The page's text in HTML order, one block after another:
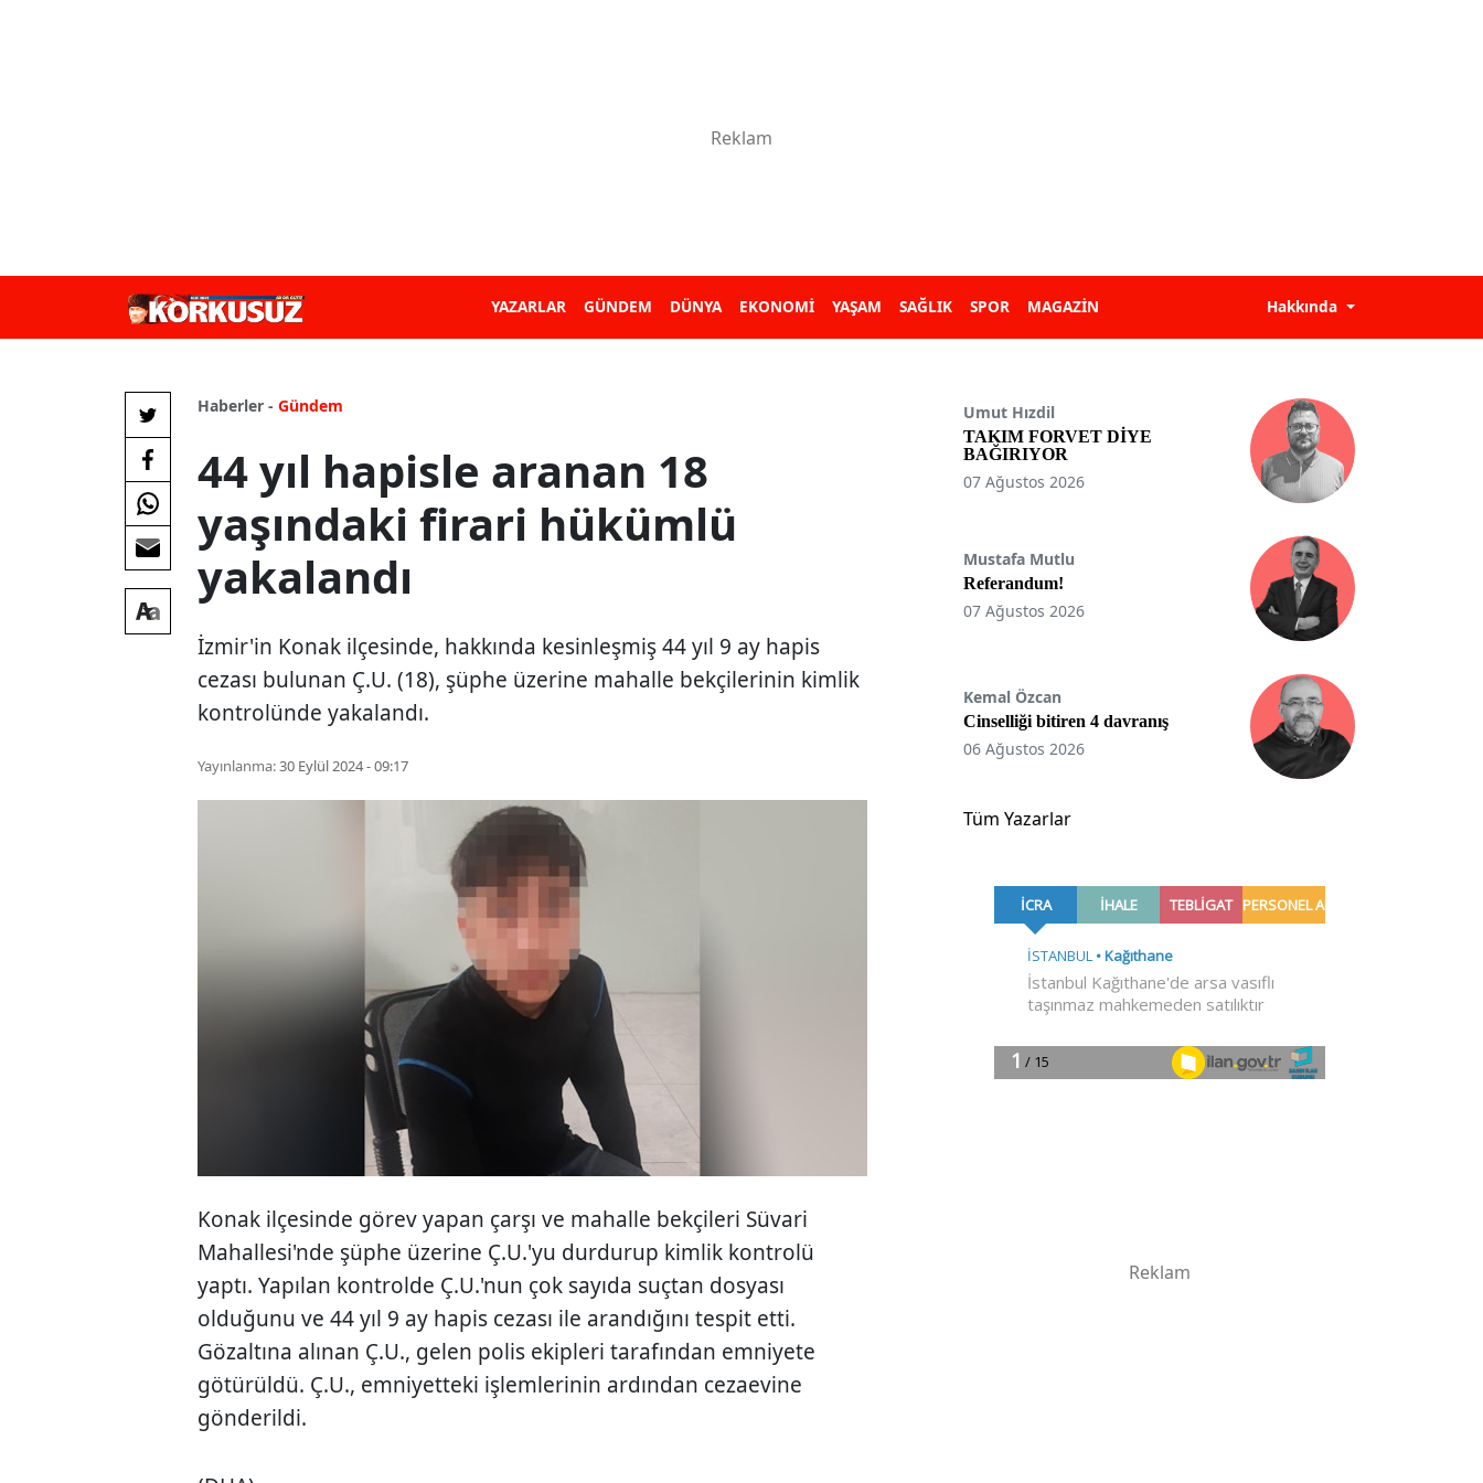
YAZARLAR GÜNDEM DÜNYA EKONOMİ YAŞAM SAĞLIK SPOR MAGAZİN Hakkında
Haberler - Gündem
44 yıl hapisle aranan 18
yaşındaki firari hükümlü
yakalandı
İzmir'in Konak ilçesinde, hakkında kesinleşmiş 44 yıl 9 ay hapis
cezası bulunan Ç.U. (18), şüphe üzerine mahalle bekçilerinin kimlik
kontrolünde yakalandı.
Yayınlanma:30 Eylül 2024 - 09:17
Konak ilçesinde görev yapan çarşı ve mahalle bekçileri Süvari
Mahallesi'nde şüphe üzerine Ç.U.'yu durdurup kimlik kontrolü
yaptı. Yapılan kontrolde Ç.U.'nun çok sayıda suçtan dosyası
olduğunu ve 44 yıl 9 ay hapis cezası ile arandığını tespit etti.
Gözaltına alınan Ç.U., gelen polis ekipleri tarafından emniyete
götürüldü. Ç.U., emniyetteki işlemlerinin ardından cezaevine
gönderildi.
Umut Hızdil
TAKIM FORVET DİYE
BAĞIRIYOR
07 Ağustos 2026
Mustafa Mutlu
Referandum!
07 Ağustos 2026
Kemal Özcan
Cinselliği bitiren 4 davranış
06 Ağustos 2026
Tüm Yazarlar